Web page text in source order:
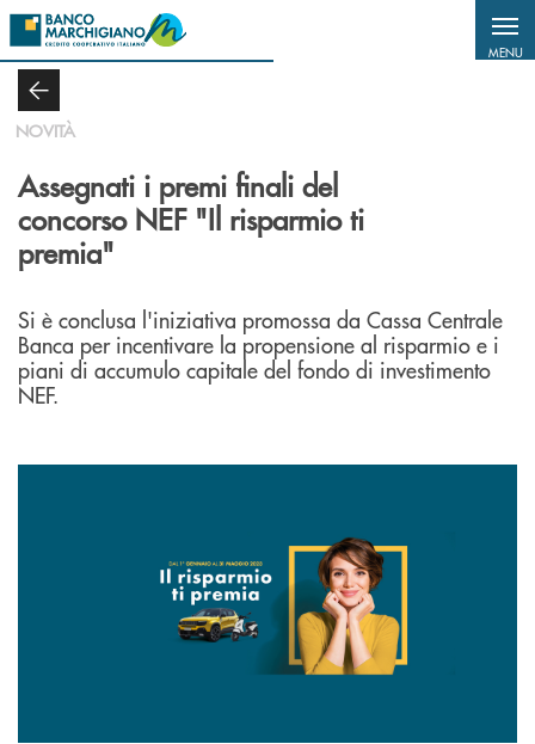
Salta al contenuto principale
MENU
NOVITÀ
Assegnati i premi finali del
concorso NEF "Il risparmio ti
premia"
Si è conclusa l'iniziativa promossa da Cassa Centrale
Banca per incentivare la propensione al risparmio e i
piani di accumulo capitale del fondo di investimento
NEF.